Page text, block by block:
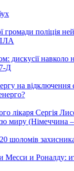
громади поліція
дискусії навколо
Д
на відключення
лікаря Сергія
миру
шоломів
Месси и Роналду: